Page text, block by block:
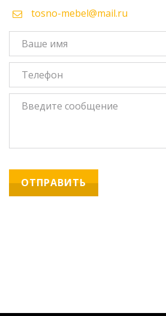
tosno-mebel@mail.ru
ОТПРАВИТЬ